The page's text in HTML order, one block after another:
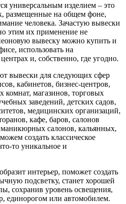
универсальным изделием – это
размещенные на общем фоне,
человека. Зачастую вывески
этим их применение не
вывеску можно купить и
использовать на
и, собственно, где угодно.
вывески для следующих сфер
кабинетов, бизнес-центров,
комнат, магазинов, торговых
заведений, детских садов,
медицинских организаций,
кафе, баров, салонов
салонов, кальянных,
создать классическое
то уникальное и
интерьер, поможет создать
подсветку, станет хорошей
сохранив уровень освещения,
единорогом или автомобилем.